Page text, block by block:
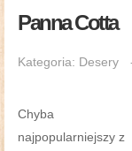
Panna Cotta
Kategoria: Desery
Chyba
najpopularniejszy z